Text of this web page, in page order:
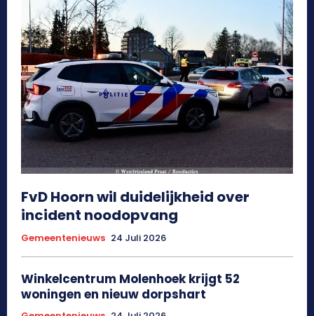
FvD Hoorn wil duidelijkheid over
incident noodopvang
Gemeentenieuws 24 Juli 2026
Winkelcentrum Molenhoek krijgt 52
woningen en nieuw dorpshart